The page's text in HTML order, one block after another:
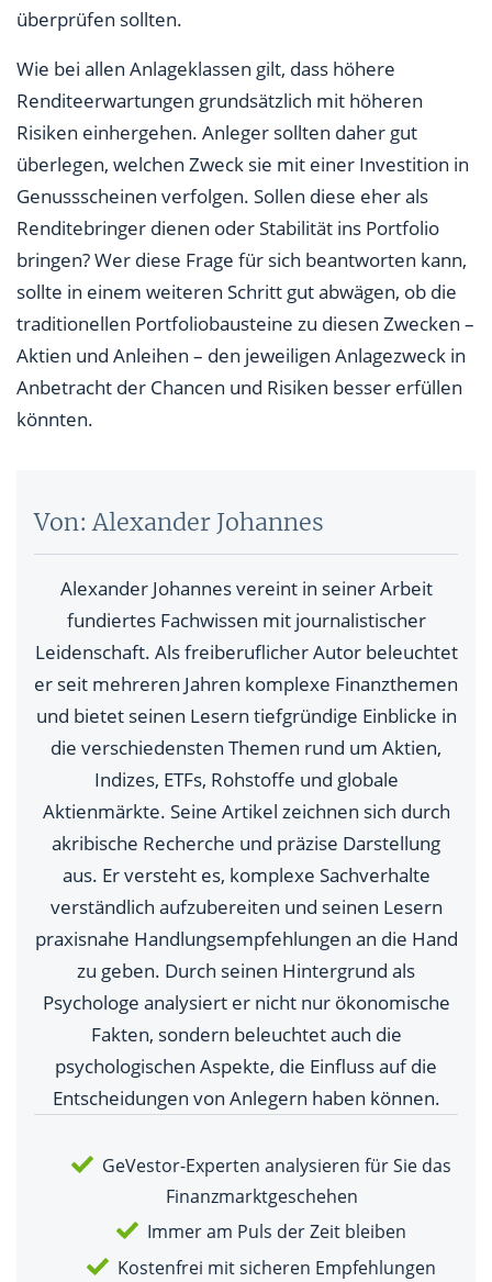
überprüfen sollten.
Wie bei allen Anlageklassen gilt, dass höhere
Renditeerwartungen grundsätzlich mit höheren
Risiken einhergehen. Anleger sollten daher gut
überlegen, welchen Zweck sie mit einer Investition in
Genussscheinen verfolgen. Sollen diese eher als
Renditebringer dienen oder Stabilität ins Portfolio
bringen? Wer diese Frage für sich beantworten kann,
sollte in einem weiteren Schritt gut abwägen, ob die
traditionellen Portfoliobausteine zu diesen Zwecken –
Aktien und Anleihen – den jeweiligen Anlagezweck in
Anbetracht der Chancen und Risiken besser erfüllen
könnten.
Von: Alexander Johannes
Alexander Johannes vereint in seiner Arbeit
fundiertes Fachwissen mit journalistischer
Leidenschaft. Als freiberuflicher Autor beleuchtet
er seit mehreren Jahren komplexe Finanzthemen
und bietet seinen Lesern tiefgründige Einblicke in
die verschiedensten Themen rund um Aktien,
Indizes, ETFs, Rohstoffe und globale
Aktienmärkte. Seine Artikel zeichnen sich durch
akribische Recherche und präzise Darstellung
aus. Er versteht es, komplexe Sachverhalte
verständlich aufzubereiten und seinen Lesern
praxisnahe Handlungsempfehlungen an die Hand
zu geben. Durch seinen Hintergrund als
Psychologe analysiert er nicht nur ökonomische
Fakten, sondern beleuchtet auch die
psychologischen Aspekte, die Einfluss auf die
Entscheidungen von Anlegern haben können.
GeVestor-Experten analysieren für Sie das
Finanzmarktgeschehen
Immer am Puls der Zeit bleiben
Kostenfrei mit sicheren Empfehlungen